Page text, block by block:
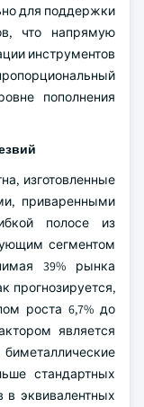
для поддержки
что напрямую
инструментов
пополнения
изготовленные
приваренными
полосе из
сегментом
39% рынка
прогнозируется,
роста 6,7% до
является
стандартных
в эквивалентных